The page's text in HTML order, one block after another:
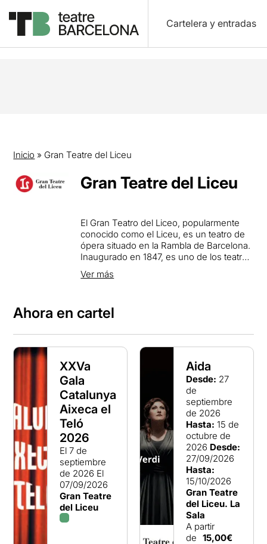
Cartelera y entradas
Inicio » Gran Teatre del Liceu
Gran Teatre del Liceu
El Gran Teatro del Liceo, popularmente
conocido como el Liceu, es un teatro de
ópera situado en la Rambla de Barcelona.
Inaugurado en 1847, es uno de los teatros
en activo más antiguos y reputados de la
ciudad.
Ver más
Ahora en cartel
XXVa
Gala
Catalunya
Aixeca el
Teló
2026
El 7 de
septiembre
de 2026 El
07/09/2026
Gran Teatre
del Liceu
Aida
Desde: 27
de
septiembre
de 2026
Hasta: 15 de
octubre de
2026 Desde:
27/09/2026
Hasta:
15/10/2026
Gran Teatre
del Liceu. La
Sala
A partir
de 15,00€